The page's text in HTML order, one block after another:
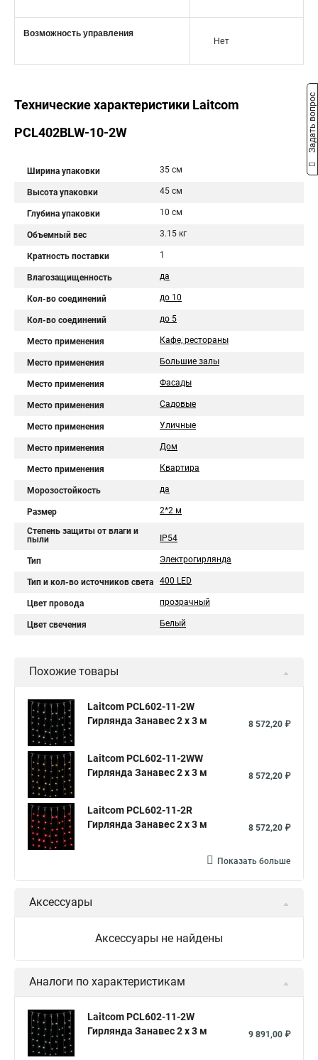
Возможность управления
Нет
Технические характеристики Laitcom
PCL402BLW-10-2W
Ширина упаковки 35 см
Высота упаковки 45 см
Глубина упаковки 10 см
Объемный вес 3.15 кг
Кратность поставки 1
Влагозащищенность да
Кол-во соединений до 10
Кол-во соединений до 5
Место применения Кафе, рестораны
Место применения Большие залы
Место применения Фасады
Место применения Садовые
Место применения Уличные
Место применения Дом
Место применения Квартира
Морозостойкость да
Размер 2*2 м
Степень защиты от влаги и
пыли
IP54
Тип Электрогирлянда
Тип и кол-во источников света 400 LED
Цвет провода прозрачный
Цвет свечения Белый
Похожие товары
Laitcom PCL602-11-2W
Гирлянда Занавес 2 x 3 м
8 572,20 ₽
Laitcom PCL602-11-2WW
Гирлянда Занавес 2 x 3 м
8 572,20 ₽
Laitcom PCL602-11-2R
Гирлянда Занавес 2 x 3 м
8 572,20 ₽
Показать больше
Аксессуары
Аксессуары не найдены
Аналоги по характеристикам
Laitcom PCL602-11-2W
Гирлянда Занавес 2 x 3 м
9 891,00 ₽
Задать вопрос